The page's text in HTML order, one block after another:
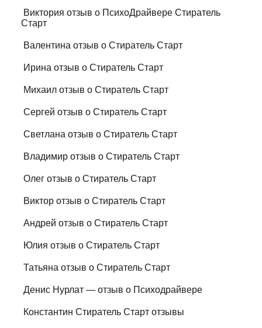
Виктория отзыв о ПсихоДрайвере Стиратель
Старт
Валентина отзыв о Стиратель Старт
Ирина отзыв о Стиратель Старт
Михаил отзыв о Стиратель Старт
Сергей отзыв о Стиратель Старт
Светлана отзыв о Стиратель Старт
Владимир отзыв о Стиратель Старт
Олег отзыв о Стиратель Старт
Виктор отзыв о Стиратель Старт
Андрей отзыв о Стиратель Старт
Юлия отзыв о Стиратель Старт
Татьяна отзыв о Стиратель Старт
Денис Нурлат — отзыв о Психодрайвере
Константин Стиратель Старт отзывы